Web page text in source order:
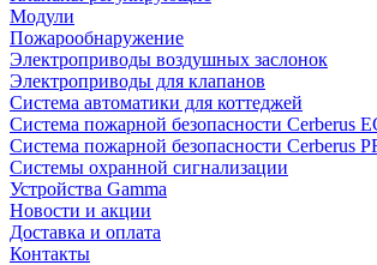
Модули
Пожарообнаружение
Электроприводы воздушных заслонок
Электроприводы для клапанов
Система автоматики для коттеджей
Система пожарной безопасности Cerberus
Система пожарной безопасности Cerberus
Системы охранной сигнализации
Устройства Gamma
Новости и акции
Доставка и оплата
Контакты